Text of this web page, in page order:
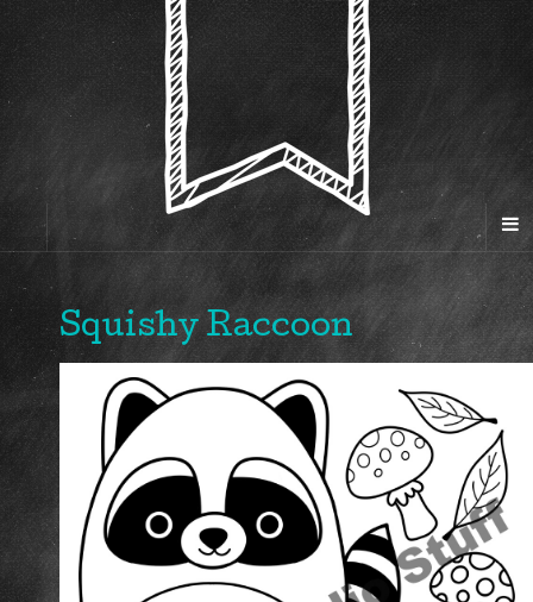
Squishy Raccoon